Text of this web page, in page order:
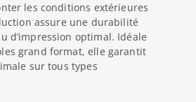
les conditions extérieures
assure une durabilité
d’impression optimal. Idéale
grand format, elle garantit
sur tous types